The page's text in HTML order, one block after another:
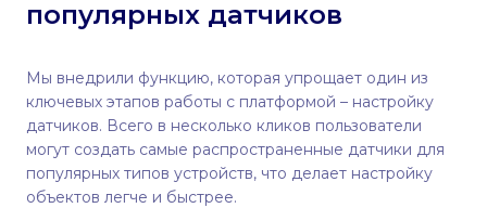
популярных датчиков
Мы внедрили функцию, которая упрощает один из
ключевых этапов работы с платформой – настройку
датчиков. Всего в несколько кликов пользователи
могут создать самые распространенные датчики для
популярных типов устройств, что делает настройку
объектов легче и быстрее.